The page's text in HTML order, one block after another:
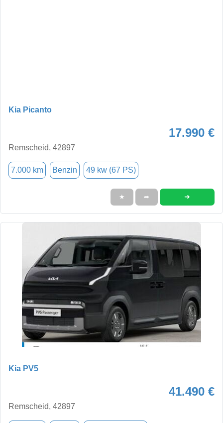
Kia Picanto
17.990 €
Remscheid, 42897
7.000 km Benzin 49 kw (67 PS)
★ ➦ ➜
Kia PV5
41.490 €
Remscheid, 42897